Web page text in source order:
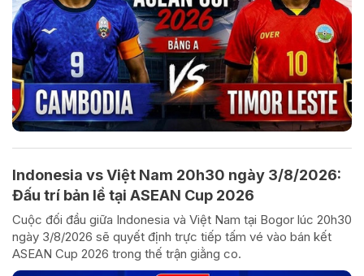
Indonesia vs Việt Nam 20h30 ngày 3/8/2026:
Đấu trí bản lề tại ASEAN Cup 2026
Cuộc đối đầu giữa Indonesia và Việt Nam tại Bogor lúc 20h30
ngày 3/8/2026 sẽ quyết định trực tiếp tấm vé vào bán kết
ASEAN Cup 2026 trong thế trận giằng co.